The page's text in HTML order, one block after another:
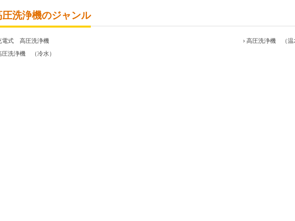
圧洗浄機のジャンル
電式 高圧洗浄機
圧洗浄機 （冷水）
› 高圧洗浄機 （温